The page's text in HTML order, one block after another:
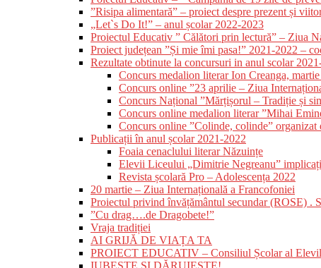
”Risipa alimentară” – proiect despre prezent și
„Let`s Do It!” – anul școlar 2022-2023
Proiectul Educativ ” Călători prin lectură” – Ziua
Proiect județean ”Și mie îmi pasa!” 2021-2022 –
Rezultate obtinute la concursuri in anul scolar
Concurs medalion literar Ion Creanga,
Concurs online ”23 aprilie – Ziua
Concurs Național ”Mărțișorul – Tradiție și
Concurs online medalion literar ”Mihai
Concurs online ”Colinde, colinde”
Publicații în anul școlar 2021-2022
Foaia cenaclului literar Năzuințe
Elevii Liceului „Dimitrie Negreanu”
Revista școlară Pro – Adolescența 2022
20 martie – Ziua Internațională a Francofoniei
Proiectul privind învățământul secundar (ROSE)
”Cu drag….de Dragobete!”
Vraja tradiției
AI GRIJĂ DE VIAȚA TA
PROIECT EDUCATIV – Consiliul Școlar al
IUBEŞTE ŞI DĂRUIEŞTE!